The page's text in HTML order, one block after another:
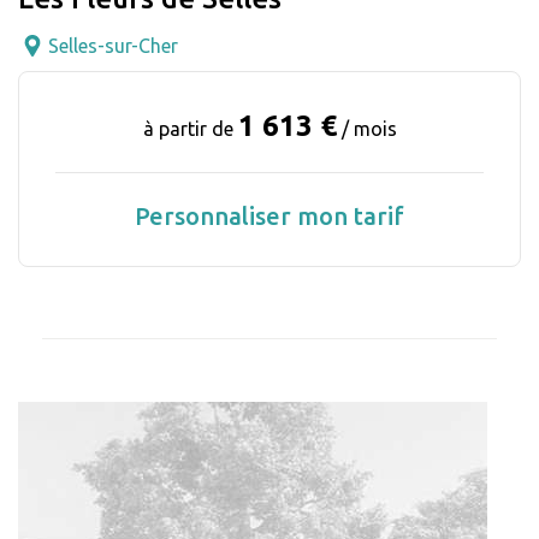
Selles-sur-Cher
à partir de 1 613 € / mois
Personnaliser mon tarif